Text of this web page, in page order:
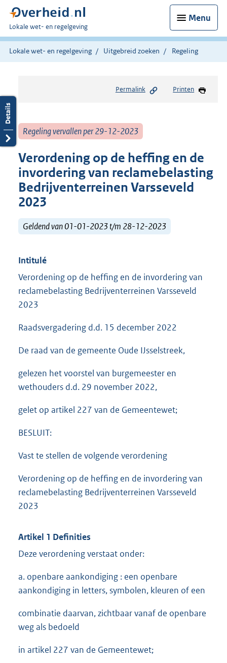
Menu
U
bent
hier:
Lokale wet- en regelgeving
Lokale wet- en regelgeving Uitgebreid zoeken Regeling
Permalink Printen
Regeling vervallen per 29-12-2023
Verordening op de heffing en de
invordering van reclamebelasting
Bedrijventerreinen Varsseveld
2023
Geldend van 01-01-2023 t/m 28-12-2023
Intitulé
Verordening op de heffing en de invordering van
reclamebelasting Bedrijventerreinen Varsseveld
2023
Raadsvergadering d.d. 15 december 2022
De raad van de gemeente Oude IJsselstreek,
gelezen het voorstel van burgemeester en
wethouders d.d. 29 november 2022,
gelet op artikel 227 van de Gemeentewet;
BESLUIT:
Vast te stellen de volgende verordening
Verordening op de heffing en de invordering van
reclamebelasting Bedrijventerreinen Varsseveld
2023
Artikel 1 Definities
Deze verordening verstaat onder:
a. openbare aankondiging : een openbare
aankondiging in letters, symbolen, kleuren of een
combinatie daarvan, zichtbaar vanaf de openbare
weg als bedoeld
in artikel 227 van de Gemeentewet;